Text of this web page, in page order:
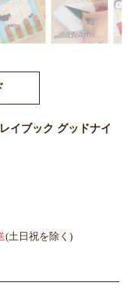
イブック グッドナイ
(土日祝を除く)